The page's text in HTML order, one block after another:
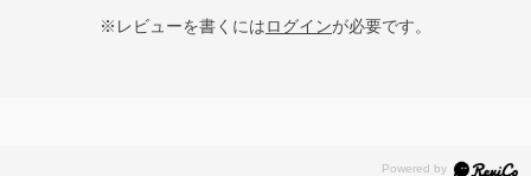
※レビューを書くにはログインが必要です。